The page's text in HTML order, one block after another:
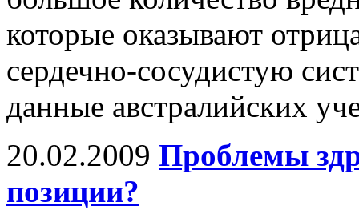
которые оказывают
сердечно-сосудистую
данные австралийских
20.02.2009 Проблемы
позиции?